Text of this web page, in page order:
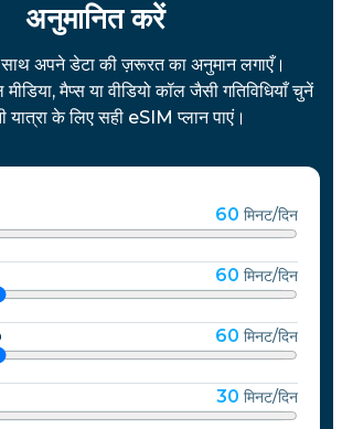
अनुमानित करें
अपने डेटा की ज़रूरत का अनुमान लगाएँ।
मैप्स या वीडियो कॉल जैसी गतिविधियाँ चुनें
यात्रा के लिए सही eSIM प्लान पाएं।
60 मिनट/दिन
60 मिनट/दिन
60 मिनट/दिन
30 मिनट/दिन